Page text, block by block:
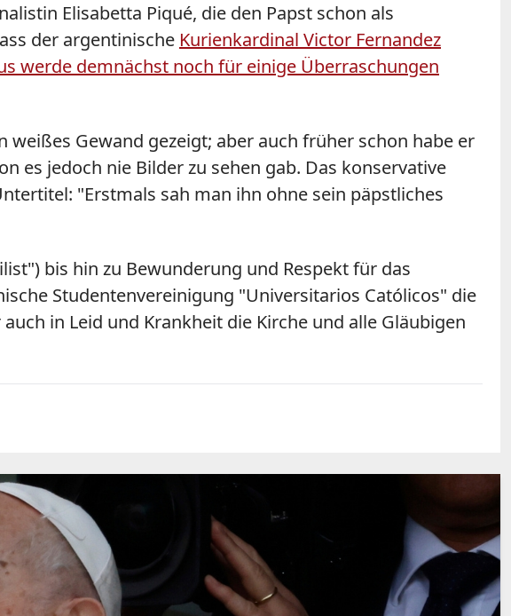
Elisabetta Piqué, die den Papst schon als
der argentinische Kurienkardinal Victor Fernandez
werde demnächst noch für einige Überraschungen
Gewand gezeigt; aber auch früher schon habe er
es jedoch nie Bilder zu sehen gab. Das konservative
"Erstmals sah man ihn ohne sein päpstliches
bis hin zu Bewunderung und Respekt für das
Studentenvereinigung "Universitarios Católicos" die
auch in Leid und Krankheit die Kirche und alle Gläubigen